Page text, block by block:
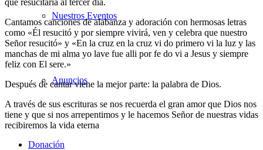
Nuestros Eventos
Anuncios
Donación
que resucitaría al tercer día.
Cantamos canciones de alabanza y adoración con hermosas letras
como «Él resucitó y por siempre vivirá, ven y celebra que nuestro
Señor resucitó» y «En la cruz en la cruz vi do primero vi la luz y las
manchas de mi alma yo lave fue alli por fe do vi a Jesus y siempre
feliz con El sere.»
Después de cantar viene la mejor parte: la palabra de Dios.
A través de sus escrituras se nos recuerda el gran amor que Dios nos
tiene y que si nos arrepentimos y le hacemos Señor de nuestras vidas
recibiremos la vida eterna